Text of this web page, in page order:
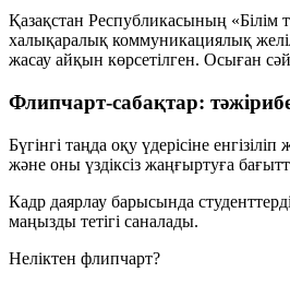
Қазақстан Республикасының «Білім
халықаралық коммуникациялық
жасау айқын көрсетілген. Осыған
Флипчарт-сабақтар:
Бүгінгі таңда оқу үдерісіне
және оны үздіксіз жаңғыртуға
Кадр даярлау барысында
маңызды тетігі саналады.
Неліктен флипчарт?